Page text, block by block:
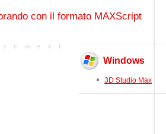
con il formato MAXScript
Windows
3D Studio Max